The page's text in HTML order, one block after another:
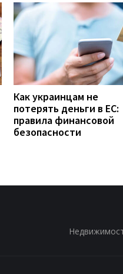
Как украинцам не
потерять деньги в ЕС:
правила финансовой
безопасности